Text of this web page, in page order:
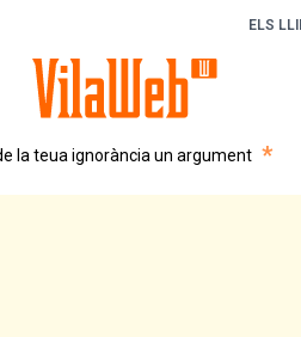
ELS
la teua ignorància un argument *